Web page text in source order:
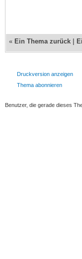
« Ein Thema zurück
Druckversion anzeigen
Thema abonnieren
Benutzer, die gerade dieses